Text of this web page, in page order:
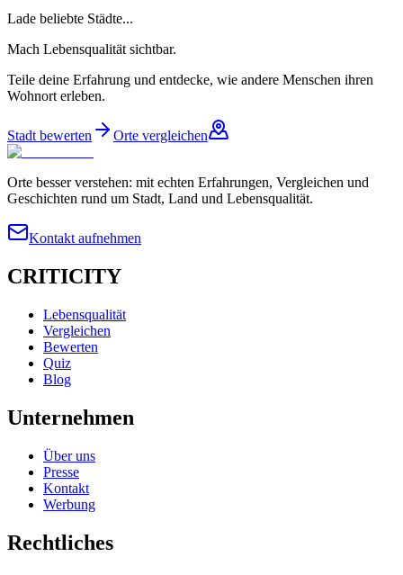
Lade beliebte Städte...
Mach Lebensqualität sichtbar.
Teile deine Erfahrung und entdecke, wie andere Menschen ihren
Wohnort erleben.
Stadt bewerten Orte vergleichen
Orte besser verstehen: mit echten Erfahrungen, Vergleichen und
Geschichten rund um Stadt, Land und Lebensqualität.
Kontakt aufnehmen
CRITICITY
Lebensqualität
Vergleichen
Bewerten
Quiz
Blog
Unternehmen
Über uns
Presse
Kontakt
Werbung
Rechtliches